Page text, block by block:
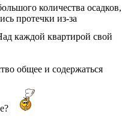
количества осадков,
протечки из-за
каждой квартирой свой
общее и содержаться